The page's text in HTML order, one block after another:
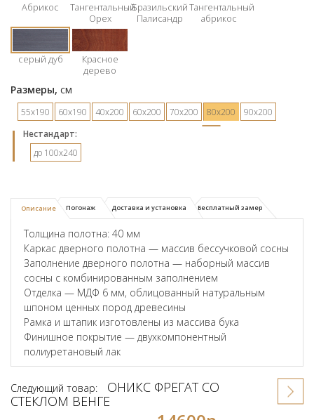
Абрикос
Тангентальный
Орех
Бразильский
Палисандр
Тангентальный
абрикос
серый дуб
Красное
дерево
Размеры, см
55х190 60х190 40х200 60х200 70х200 80х200
90х200
Hестандарт:
до 100x240
Описание Погонаж Доставка и установка Бесплатный замер
Толщина полотна: 40 мм
Каркас дверного полотна — массив бессучковой сосны
Заполнение дверного полотна — наборный массив
сосны с комбинированным заполнением
Отделка — МДФ 6 мм, облицованный натуральным
шпоном ценных пород древесины
Рамка и штапик изготовлены из массива бука
Финишное покрытие — двухкомпонентный
полиуретановый лак
Следующий товар:
ОНИКС ФРЕГАТ СО
СТЕКЛОМ ВЕНГЕ